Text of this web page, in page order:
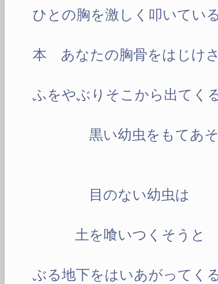
ひとの胸を激しく叩いてい
本 あなたの胸骨をはじけ
ふをやぶりそこから出てく
黒い幼虫をもてあそ
目のない幼虫は
土を喰いつくそうと
ぶる地下をはいあがってく